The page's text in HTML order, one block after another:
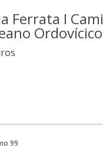
Ferrata I
Ordovícico
99